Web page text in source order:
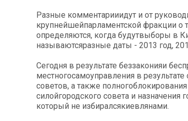
Разные комментарииидут и от
крупнейшейпарламентской фракции о
определяются, когда будутвыборы в
называютсяразные даты - 2013 год,
Сегодня в результате беззаконияи
местногосамоуправления в
советов, а также
силойгородского совета и назначения
который не избиралсякиевлянами.